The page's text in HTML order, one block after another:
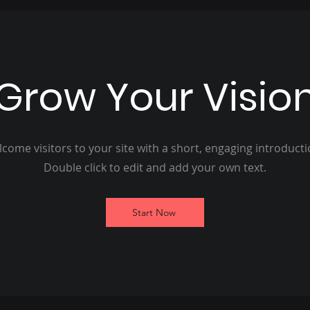
Your
visitors to your site with a short, engaging
Double click to edit and add your own text.
Start Now